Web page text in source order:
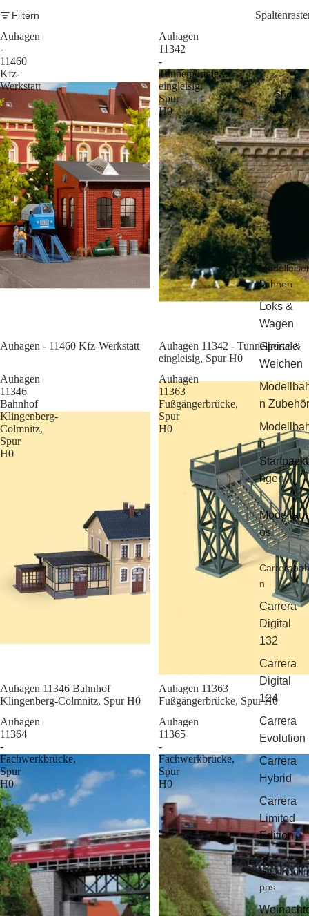
Shop
bahnen
Loks &
Wagen
Gleise &
Weichen
n Zubehör
n
ngen
Modellaut
os
Carrerabah
n
Carrera
Digital
132
Carrera
Digital
124
Carrera
Evolution
Carrera
Hybrid
Carrera
Limited
Edition
Geschenkti
pps
Filtern
Auhagen
-
11460
Kfz-
Werkstatt
Sale
Auhagen - 11460 Kfz-Werkstatt
Auhagen
11342
-
Tunnelportale
eingleisig,
Spur
H0
Auhagen 11342 - Tunnelportale
eingleisig, Spur H0
Auhagen
11346
Bahnhof
Klingenberg-
Colmnitz,
Spur
H0
Sale
Auhagen 11346 Bahnhof
Klingenberg-Colmnitz, Spur H0
Auhagen
11363
Fußgängerbrücke,
Spur
H0
Sale
Auhagen 11363
Fußgängerbrücke, Spur H0
Auhagen
11364
-
Fachwerkbrücke,
Spur
H0
Auhagen
11365
-
Fachwerkbrücke,
Spur
H0